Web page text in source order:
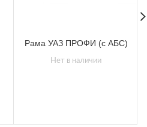
Рама УАЗ ПРОФИ (с АБС)
Нет в наличии